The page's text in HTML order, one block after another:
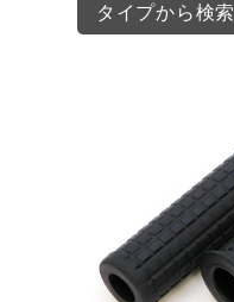
タイプから検索